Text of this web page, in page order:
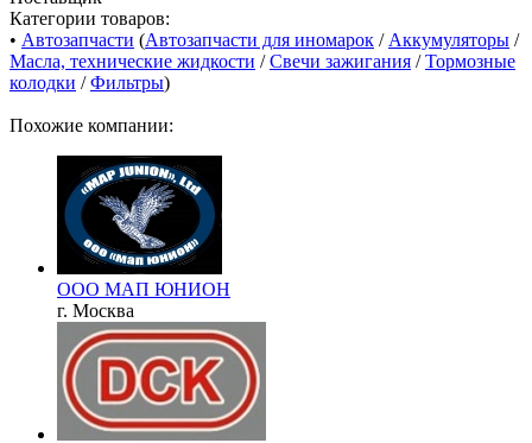
Категории товаров:
• Автозапчасти (Автозапчасти для иномарок / Аккумуляторы /
Масла, технические жидкости /Свечи зажигания /Тормозные
колодки /Фильтры)
Похожие компании:
ООО МАП ЮНИОН
г. Москва